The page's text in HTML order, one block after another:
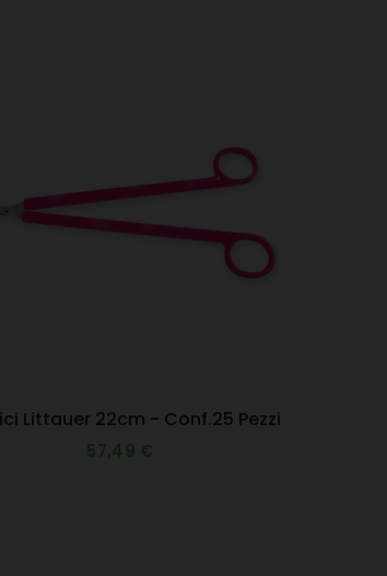
Littauer 22cm - Conf.25 Pezzi
57,49 €